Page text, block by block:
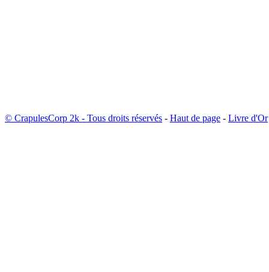
© CrapulesCorp 2k - Tous droits réservés - Haut de page - Livre d'Or